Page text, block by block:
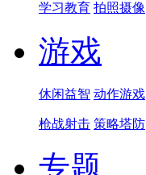
学习教育 拍照摄像
游戏
休闲益智 动作游戏
枪战射击 策略塔防
专题